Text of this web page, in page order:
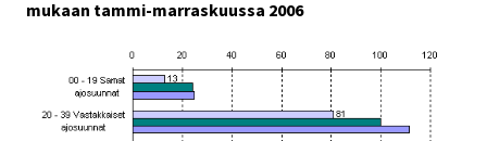
mukaan tammi-marraskuussa 2006